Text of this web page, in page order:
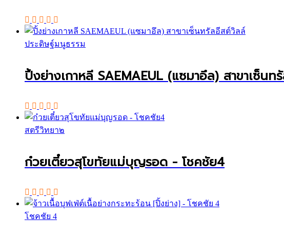
ประดิษฐ์มนูธรรม
ปิ้งย่างเกาหลี SAEMAEUL (แซมาอึล) สาขาเซ็น
สตรีวิทยา๒
ก๋วยเตี๋ยวสุโขทัยแม่บุญรอด - โชคชัย4
โชคชัย 4